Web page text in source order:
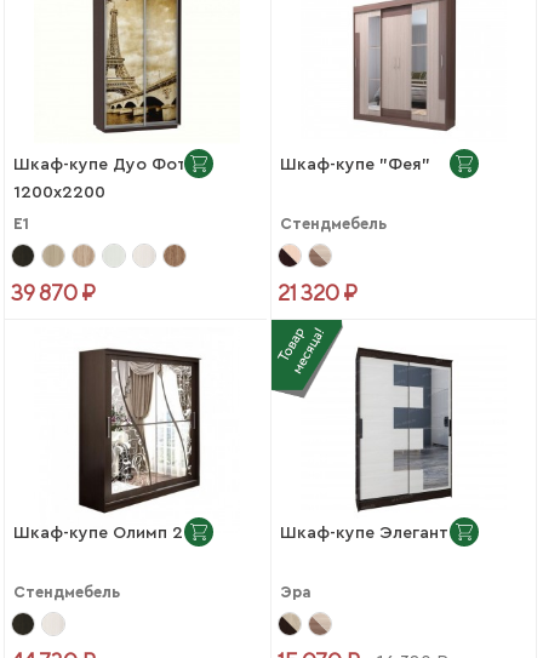
Шкаф-купе Дуо Фото
1200х2200
Е1
39 870 ₽
Шкаф-купе "Фея"
Стендмебель
21 320 ₽
Шкаф-купе Олимп 2
Стендмебель
Шкаф-купе Элегант 3
Эра